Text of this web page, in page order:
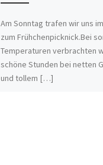
Am Sonntag trafen wir uns
zum Frühchenpicknick.Bei
Temperaturen verbrachten
schöne Stunden bei netten
und tollem […]